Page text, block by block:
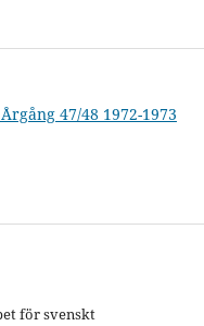
47/48 1972-1973
för svenskt